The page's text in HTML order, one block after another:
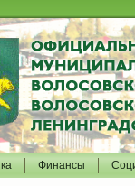
Финансы